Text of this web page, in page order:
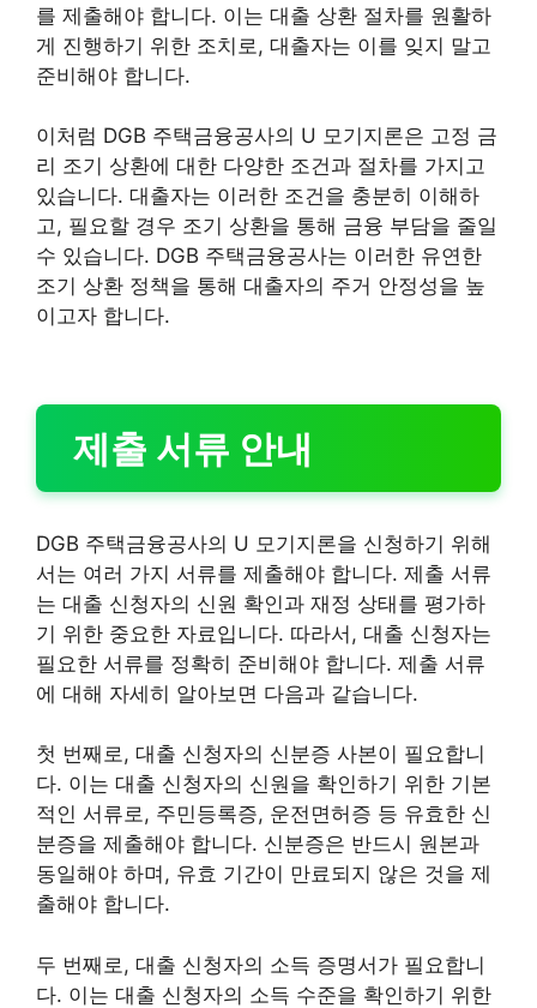
를 제출해야 합니다. 이는 대출 상환 절차를 원활하
게 진행하기 위한 조치로, 대출자는 이를 잊지 말고
준비해야 합니다.
이처럼 DGB 주택금융공사의 U 모기지론은 고정 금
리 조기 상환에 대한 다양한 조건과 절차를 가지고
있습니다. 대출자는 이러한 조건을 충분히 이해하
고, 필요할 경우 조기 상환을 통해 금융 부담을 줄일
수 있습니다. DGB 주택금융공사는 이러한 유연한
조기 상환 정책을 통해 대출자의 주거 안정성을 높
이고자 합니다.
제출 서류 안내
DGB 주택금융공사의 U 모기지론을 신청하기 위해
서는 여러 가지 서류를 제출해야 합니다. 제출 서류
는 대출 신청자의 신원 확인과 재정 상태를 평가하
기 위한 중요한 자료입니다. 따라서, 대출 신청자는
필요한 서류를 정확히 준비해야 합니다. 제출 서류
에 대해 자세히 알아보면 다음과 같습니다.
첫 번째로, 대출 신청자의 신분증 사본이 필요합니
다. 이는 대출 신청자의 신원을 확인하기 위한 기본
적인 서류로, 주민등록증, 운전면허증 등 유효한 신
분증을 제출해야 합니다. 신분증은 반드시 원본과
동일해야 하며, 유효 기간이 만료되지 않은 것을 제
출해야 합니다.
두 번째로, 대출 신청자의 소득 증명서가 필요합니
다. 이는 대출 신청자의 소득 수준을 확인하기 위한